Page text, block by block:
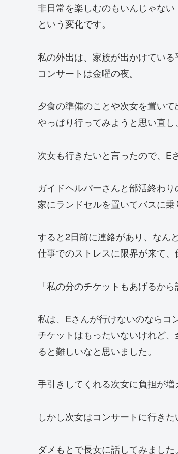
非日常を楽しむのもいんじゃない
という変化です。
私の外出は、家族が出かけている
コンサートは金曜の夜。
夕食の準備のことや次女を置い
やっぱり行ってみようと思い直し
次女も行きたいと言ったので、E
ガイドヘルパーさんと部活終わり
家にランドセルを置いてバスに
すると2日前に連絡があり、なん
仕事でのストレスに限界が来て、
「私の分のチケットもあげるか
私は、Eさんが行けないのならコ
チケットはもったいないけれど
ると難しいなと思いました。
手引きしてくれる次女に負担が増
しかし次女はコンサートに行きた
ダメもとで長女に話してみました。